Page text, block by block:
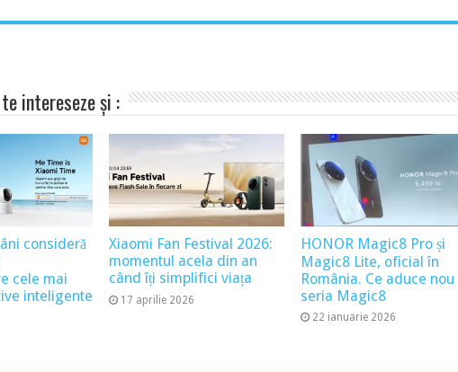
intereseze și :
consideră
cele mai
inteligente
Xiaomi Fan Festival 2026:
momentul acela din an
când îți simplifici viața
17 aprilie 2026
HONOR Magic8 Pro și
Magic8 Lite, oficial în
România. Ce aduce nou
seria Magic8
22 ianuarie 2026